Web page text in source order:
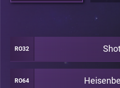
RO32
RO64